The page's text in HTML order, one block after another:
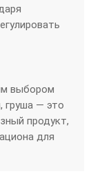
выбором
груша — это
продукт,
для